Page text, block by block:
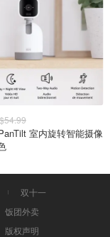
$54.99
室内旋转智能摄像
双十一
饭团外卖
版权声明